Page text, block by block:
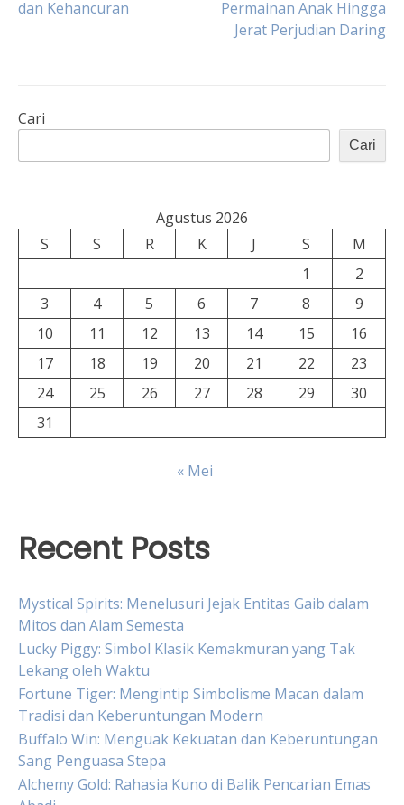
dan Kehancuran
Permainan Anak Hingga
Jerat Perjudian Daring
Cari
Cari
Agustus 2026
S
S R K J S
M
1
2
3
4 5 6 7 8
9
10
11 12 13 14 15
16
17
18 19 20 21 22
23
24
25 26 27 28 29
30
31
« Mei
Recent Posts
Mystical Spirits: Menelusuri Jejak Entitas Gaib dalam
Mitos dan Alam Semesta
Lucky Piggy: Simbol Klasik Kemakmuran yang Tak
Lekang oleh Waktu
Fortune Tiger: Mengintip Simbolisme Macan dalam
Tradisi dan Keberuntungan Modern
Buffalo Win: Menguak Kekuatan dan Keberuntungan
Sang Penguasa Stepa
Alchemy Gold: Rahasia Kuno di Balik Pencarian Emas